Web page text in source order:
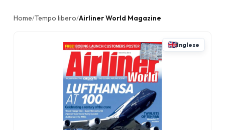
Home/Tempo libero/Airliner World Magazine
Inglese